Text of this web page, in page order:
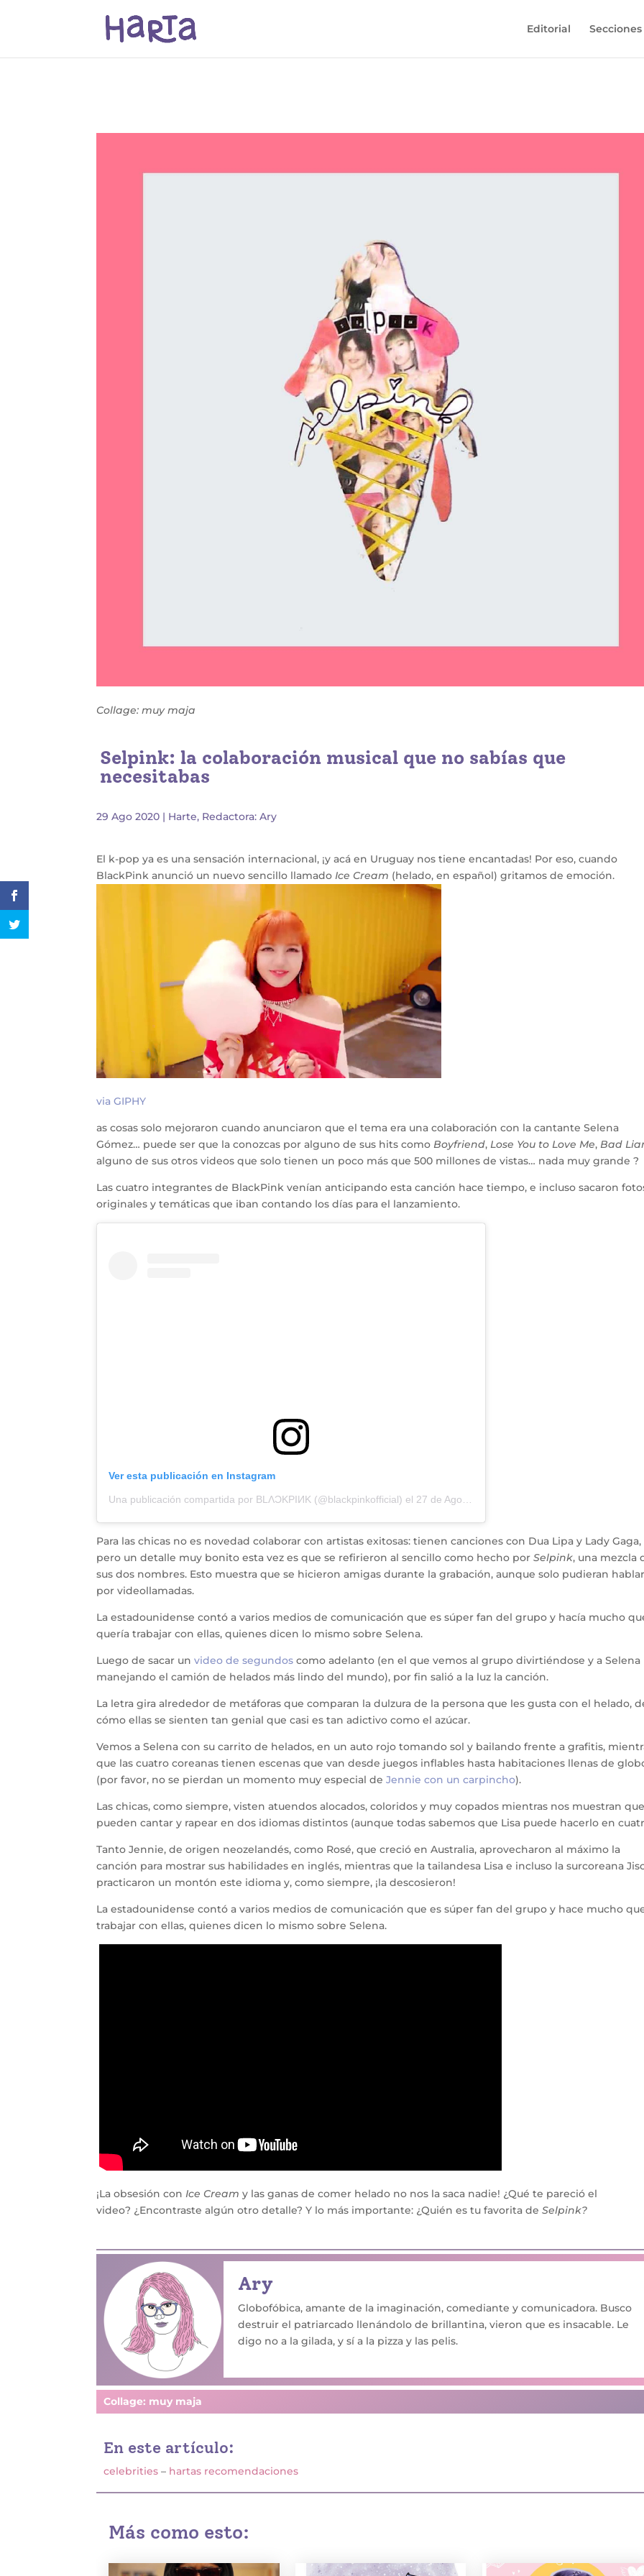
Editorial Secciones
Collage: muy maja
Selpink: la colaboración musical que no sabías que
necesitabas
29 Ago 2020 | Harte, Redactora: Ary
El k-pop ya es una sensación internacional, ¡y acá en Uruguay nos tiene encantadas! Por eso, cuando
BlackPink anunció un nuevo sencillo llamadoIce Cream (helado, en español) gritamos de emoción.
via GIPHY
as cosas solo mejoraron cuando anunciaron que el tema era una colaboración con la cantante Selena
Gómez… puede ser que la conozcas por alguno de sus hits comoBoyfriend,Lose You to Love Me,Bad
alguno de sus otros videos que solo tienen un poco más que 500 millones de vistas… nada muy grande?
Las cuatro integrantes de BlackPink venían anticipando esta canción hace tiempo, e incluso sacaron
originales y temáticas que iban contando los días para el lanzamiento.
Ver esta publicación en Instagram
Una publicación compartida por BLΛƆKPIИK (@blackpinkofficial) el 27 de Ago de 2020 a las 8:00 PDT
Para las chicas no es novedad colaborar con artistas exitosas: tienen canciones con Dua Lipa y Lady Gaga,
pero un detalle muy bonito esta vez es que se refirieron al sencillo como hecho porSelpink, una mezcla
sus dos nombres. Esto muestra que se hicieron amigas durante la grabación, aunque solo pudieran
por videollamadas.
La estadounidense contó a varios medios de comunicación que es súper fan del grupo y hacía mucho
quería trabajar con ellas, quienes dicen lo mismo sobre Selena.
Luego de sacar unvideo de segundos como adelanto (en el que vemos al grupo divirtiéndose y a Selena
manejando el camión de helados más lindo del mundo), por fin salió a la luz la canción.
La letra gira alrededor de metáforas que comparan la dulzura de la persona que les gusta con el helado,
cómo ellas se sienten tan genial que casi es tan adictivo como el azúcar.
Vemos a Selena con su carrito de helados, en un auto rojo tomando sol y bailando frente a grafitis,
que las cuatro coreanas tienen escenas que van desde juegos inflables hasta habitaciones llenas de
(por favor, no se pierdan un momento muy especial deJennie con un carpincho).
Las chicas, como siempre, visten atuendos alocados, coloridos y muy copados mientras nos muestran
pueden cantar y rapear en dos idiomas distintos (aunque todas sabemos que Lisa puede hacerlo en
Tanto Jennie, de origen neozelandés, como Rosé, que creció en Australia, aprovecharon al máximo la
canción para mostrar sus habilidades en inglés, mientras que la tailandesa Lisa e incluso la surcoreana
practicaron un montón este idioma y, como siempre, ¡la descosieron!
La estadounidense contó a varios medios de comunicación que es súper fan del grupo y hace mucho
trabajar con ellas, quienes dicen lo mismo sobre Selena.
¡La obsesión conIce Cream y las ganas de comer helado no nos la saca nadie! ¿Qué te pareció el
video? ¿Encontraste algún otro detalle? Y lo más importante: ¿Quién es tu favorita deSelpink?
Ary
Globofóbica, amante de la imaginación, comediante y comunicadora. Busco
destruir el patriarcado llenándolo de brillantina, vieron que es insacable. Le
digo no a la gilada, y sí a la pizza y las pelis.
Collage: muy maja
En este artículo:
celebrities – hartas recomendaciones
Más como esto: